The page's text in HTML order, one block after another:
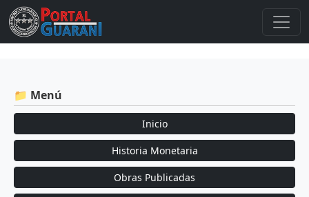
📁 Menú
Inicio
Historia Monetaria
Obras Publicadas